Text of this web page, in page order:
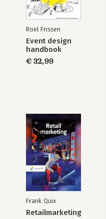
than You May Realize.
A Template for Capturing
Roel Frissen
Event design
handbook
€ 32,99
Frank Quix
Retailmarketing